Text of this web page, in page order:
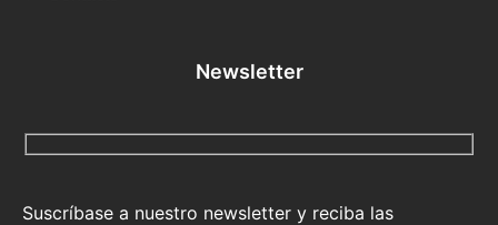
Newsletter
Suscríbase a nuestro newsletter y reciba las